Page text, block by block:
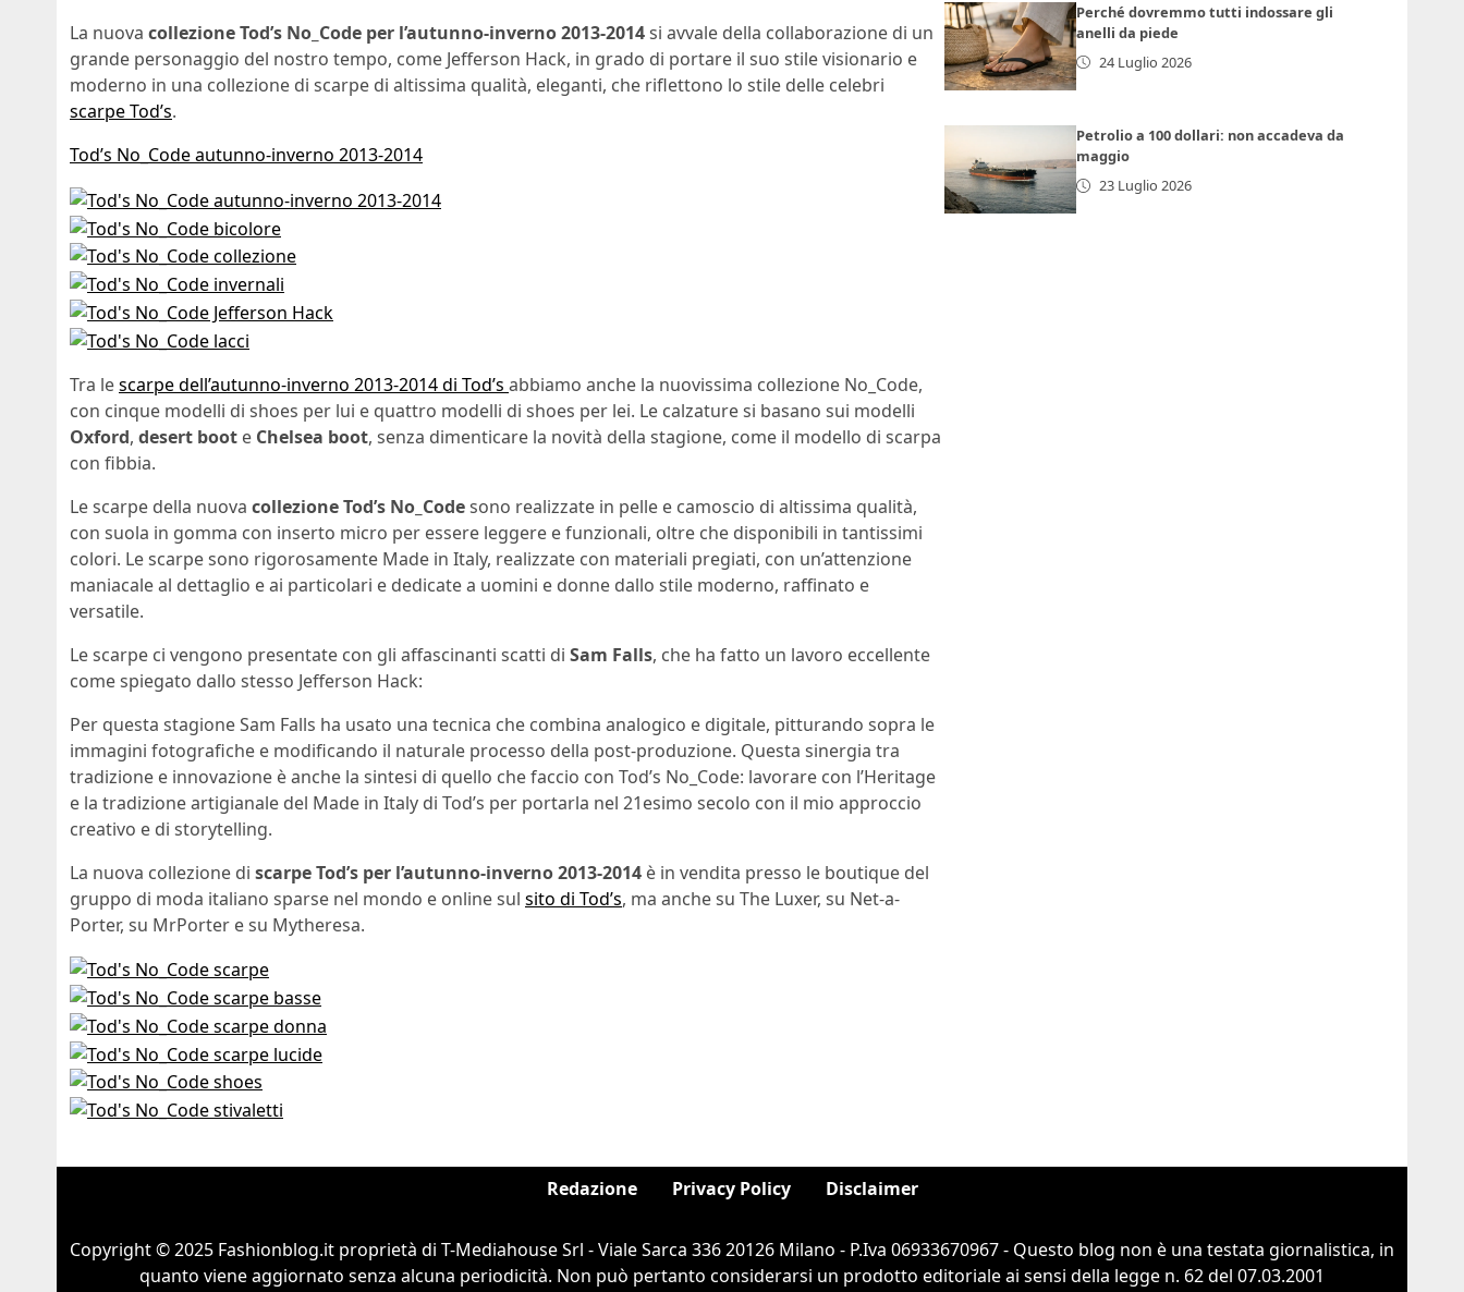
La nuova collezione Tod’s No_Code per l’autunno-inverno 2013-2014si avvale della collaborazione di un
grande personaggio del nostro tempo, come Jefferson Hack, in grado di portare il suo stile visionario e
moderno in una collezione di scarpe di altissima qualità, eleganti, che riflettono lo stile delle celebri
scarpe Tod’s.
Tod’s No_Code autunno-inverno 2013-2014
Tra lescarpe dell’autunno-inverno 2013-2014 di Tod’s abbiamo anche la nuovissima collezione No_Code,
con cinque modelli di shoes per lui e quattro modelli di shoes per lei. Le calzature si basano sui modelli
Oxford, desert boot e Chelsea boot, senza dimenticare la novità della stagione, come il modello di scarpa
con fibbia.
Le scarpe della nuova collezione Tod’s No_Codesono realizzate in pelle e camoscio di altissima qualità,
con suola in gomma con inserto micro per essere leggere e funzionali, oltre che disponibili in tantissimi
colori. Le scarpe sono rigorosamente Made in Italy, realizzate con materiali pregiati, con un’attenzione
maniacale al dettaglio e ai particolari e dedicate a uomini e donne dallo stile moderno, raffinato e
versatile.
Le scarpe ci vengono presentate con gli affascinanti scatti di Sam Falls, che ha fatto un lavoro eccellente
come spiegato dallo stesso Jefferson Hack:
Per questa stagione Sam Falls ha usato una tecnica che combina analogico e digitale, pitturando sopra le
immagini fotografiche e modificando il naturale processo della post-produzione. Questa sinergia tra
tradizione e innovazione è anche la sintesi di quello che faccio con Tod’s No_Code: lavorare con l’Heritage
e la tradizione artigianale del Made in Italy di Tod’s per portarla nel 21esimo secolo con il mio approccio
creativo e di storytelling.
La nuova collezione di scarpe Tod’s per l’autunno-inverno 2013-2014 è in vendita presso le boutique del
gruppo di moda italiano sparse nel mondo e online sul sito di Tod’s, ma anche su The Luxer, su Net-a-
Porter, su MrPorter e su Mytheresa.
Perché dovremmo tutti indossare gli
anelli da piede
24 Luglio 2026
Petrolio a 100 dollari: non accadeva da
maggio
23 Luglio 2026
Redazione Privacy Policy Disclaimer
Copyright © 2025 Fashionblog.it proprietà di T-Mediahouse Srl - Viale Sarca 336 20126 Milano - P.Iva 06933670967 - Questo blog non è una testata giornalistica, in
quanto viene aggiornato senza alcuna periodicità. Non può pertanto considerarsi un prodotto editoriale ai sensi della legge n. 62 del 07.03.2001